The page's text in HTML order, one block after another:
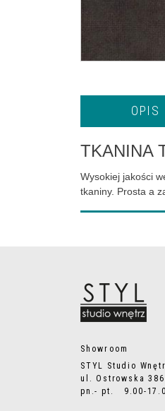
OPIS
TKANINA
Wysokiej jakości
tkaniny. Prosta a
Showroom
STYL Studio
ul. Ostrowska
pn.- pt. 9.00-